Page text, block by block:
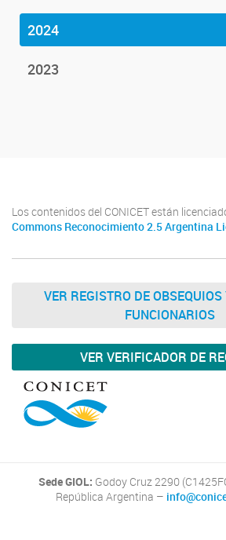
2024
2023
Los contenidos del CONICET están
Commons Reconocimiento 2.5 Argentina
VER REGISTRO DE
FUNCIONARIOS
VER VERIFICADOR DE
Sede GIOL: Godoy Cruz 2290
República Argentina –